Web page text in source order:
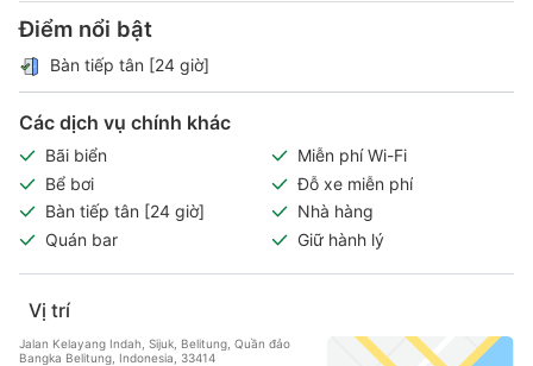
Điểm nổi bật
Bàn tiếp tân [24 giờ]
Các dịch vụ chính khác
Bãi biển
Miễn phí Wi-Fi
Bể bơi
Đỗ xe miễn phí
Bàn tiếp tân [24 giờ]
Nhà hàng
Quán bar
Giữ hành lý
Vị trí
Jalan Kelayang Indah, Sijuk, Belitung, Quần đảo
Bangka Belitung, Indonesia, 33414